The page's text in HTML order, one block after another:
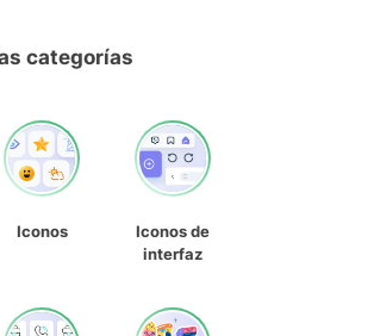
categorías
Iconos
Iconos de
interfaz